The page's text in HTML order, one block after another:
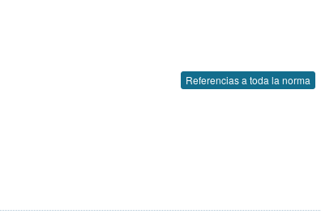
Referencias a toda la norma